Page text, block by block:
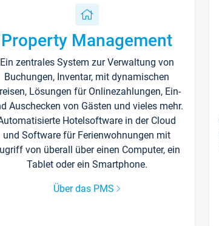
Property Management
Ein zentrales System zur Verwaltung von
Buchungen, Inventar, mit dynamischen
Lösungen für Onlinezahlungen, Ein-
Auschecken von Gästen und vieles mehr.
Hotelsoftware in der Cloud
und Software für Ferienwohnungen mit
von überall über einen Computer, ein
Tablet oder ein Smartphone.
Über das PMS